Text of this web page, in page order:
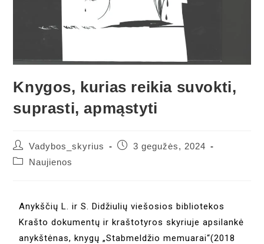
Knygos, kurias reikia suvokti,
suprasti, apmąstyti
Vadybos_skyrius
3 gegužės, 2024
Naujienos
Anykščių L. ir S. Didžiulių viešosios bibliotekos
Krašto dokumentų ir kraštotyros skyriuje apsilankė
anykštėnas, knygų „Stabmeldžio memuarai“(2018